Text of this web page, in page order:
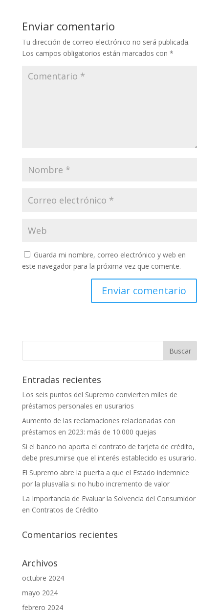
Enviar comentario
Tu dirección de correo electrónico no será publicada.
Los campos obligatorios están marcados con *
Guarda mi nombre, correo electrónico y web en
este navegador para la próxima vez que comente.
Entradas recientes
Los seis puntos del Supremo convierten miles de
préstamos personales en usurarios
Aumento de las reclamaciones relacionadas con
préstamos en 2023: más de 10.000 quejas
Si el banco no aporta el contrato de tarjeta de crédito,
debe presumirse que el interés establecido es usurario.
El Supremo abre la puerta a que el Estado indemnice
por la plusvalía si no hubo incremento de valor
La Importancia de Evaluar la Solvencia del Consumidor
en Contratos de Crédito
Comentarios recientes
Archivos
octubre 2024
mayo 2024
febrero 2024